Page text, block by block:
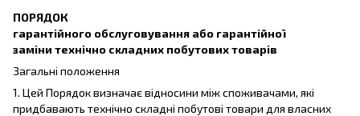
ПОРЯДОК
гарантійного обслуговування або гарантійної
заміни технічно складних побутових товарів
Загальні положення
1. Цей Порядок визначає відносини між споживачами, які
придбавають технічно складні побутові товари для власних